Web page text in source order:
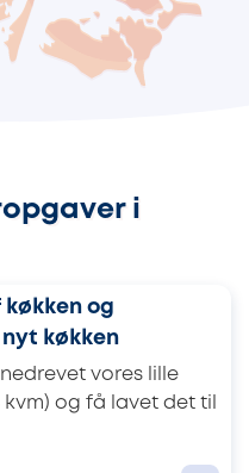
i
køkken og
køkken
vores lille
kvm) og få lavet det til